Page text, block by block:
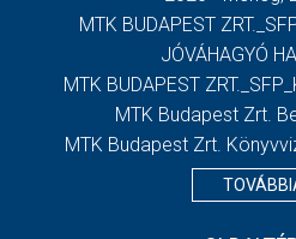
MTK BUDAPEST
JÓVÁHAGYÓ
MTK BUDAPEST
MTK Budapest Zrt.
MTK Budapest Zrt.